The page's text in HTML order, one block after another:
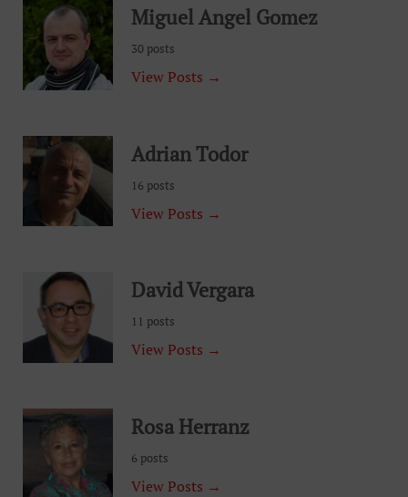
Miguel Angel Gomez
30 posts
View Posts →
Adrian Todor
16 posts
View Posts →
David Vergara
11 posts
View Posts →
Rosa Herranz
6 posts
View Posts →